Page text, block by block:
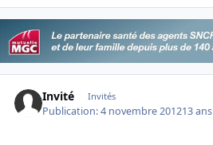
Invité Invités
Publication:4 novembre 201213 ans